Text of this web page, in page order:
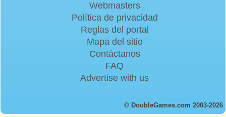
Webmasters
Política de privacidad
Reglas del portal
Mapa del sitio
Contáctanos
FAQ
Advertise with us
© DoubleGames.com 2003-2026